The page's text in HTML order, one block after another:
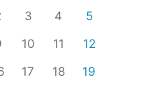
3 4
5
10 11
12
17 18
19